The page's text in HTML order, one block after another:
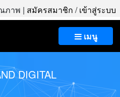
ภาพ | สมัครสมาชิก /เข้าสู่ระบบ
เมนู
DIGITAL